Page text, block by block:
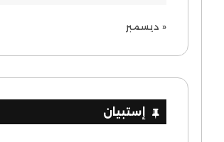
« ديسمبر
إستبيان